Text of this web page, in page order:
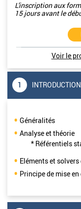
L'inscription aux
15 jours avant le
Voir le
1 INTRODUCTION
Généralités
Analyse et théorie
* Référentiels
Eléments et
Principe de mise